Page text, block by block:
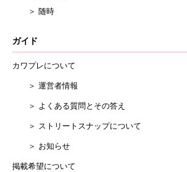
＞ 随時
ガイド
カワプレについて
＞ 運営者情報
＞ よくある質問とその答え
＞ ストリートスナップについて
＞ お知らせ
掲載希望について